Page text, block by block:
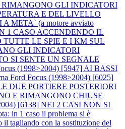
GLI INDICATORI
E DEL LIVELLO
META` (a motore avviato
1 CASO ACCENDENDO IL
LE SPIE E I KM SUL
GLI INDICATORI
SI SENTE UN SEGNALE
(1998>2004) [5947] AI BASSI
Ford Focus (1998>2004) [6025]
DUE PORTIERE POSTERIORI
E RIMANGONO CHIUSE
[6138] NEI 2 CASI NON SI
in 1 caso il problema si è
il tagliando con la sostituzione del